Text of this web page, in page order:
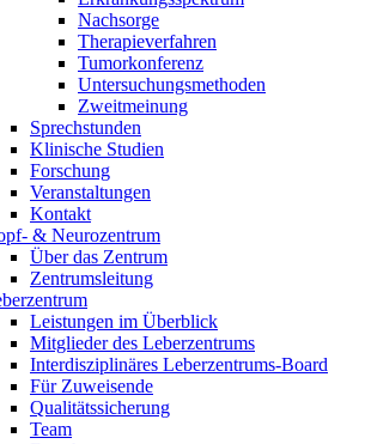
Nachsorge
Therapieverfahren
Tumorkonferenz
Untersuchungsmethoden
Zweitmeinung
Sprechstunden
Klinische Studien
Forschung
Veranstaltungen
Kontakt
& Neurozentrum
Über das Zentrum
Zentrumsleitung
Leistungen im Überblick
Mitglieder des Leberzentrums
Interdisziplinäres Leberzentrums-Board
Für Zuweisende
Qualitätssicherung
Team